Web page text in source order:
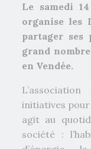
Le samedi
organise les
partager
grand
en Vendée.
initiatives
agit au
société :